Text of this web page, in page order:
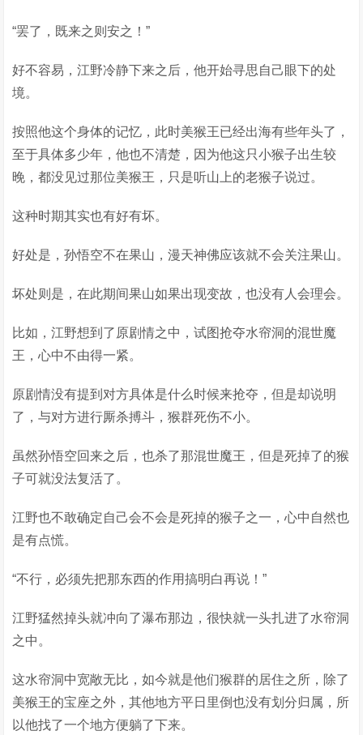
“罢了，既来之则安之！”
好不容易，江野冷静下来之后，他开始寻思自己眼下的处
境。
按照他这个身体的记忆，此时美猴王已经出海有些年头了，
至于具体多少年，他也不清楚，因为他这只小猴子出生较
晚，都没见过那位美猴王，只是听山上的老猴子说过。
这种时期其实也有好有坏。
好处是，孙悟空不在果山，漫天神佛应该就不会关注果山。
坏处则是，在此期间果山如果出现变故，也没有人会理会。
比如，江野想到了原剧情之中，试图抢夺水帘洞的混世魔
王，心中不由得一紧。
原剧情没有提到对方具体是什么时候来抢夺，但是却说明
了，与对方进行厮杀搏斗，猴群死伤不小。
虽然孙悟空回来之后，也杀了那混世魔王，但是死掉了的猴
子可就没法复活了。
江野也不敢确定自己会不会是死掉的猴子之一，心中自然也
是有点慌。
“不行，必须先把那东西的作用搞明白再说！”
江野猛然掉头就冲向了瀑布那边，很快就一头扎进了水帘洞
之中。
这水帘洞中宽敞无比，如今就是他们猴群的居住之所，除了
美猴王的宝座之外，其他地方平日里倒也没有划分归属，所
以他找了一个地方便躺了下来。